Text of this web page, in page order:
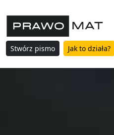
Stwórz pismo Jak to działa?